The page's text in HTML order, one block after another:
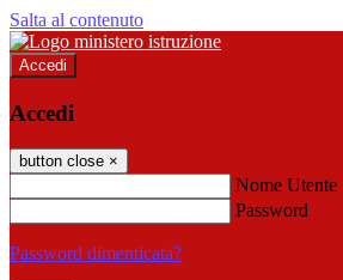
Salta al contenuto
Accedi
Accedi
button close ×
Nome Utente
Password
Password dimenticata?